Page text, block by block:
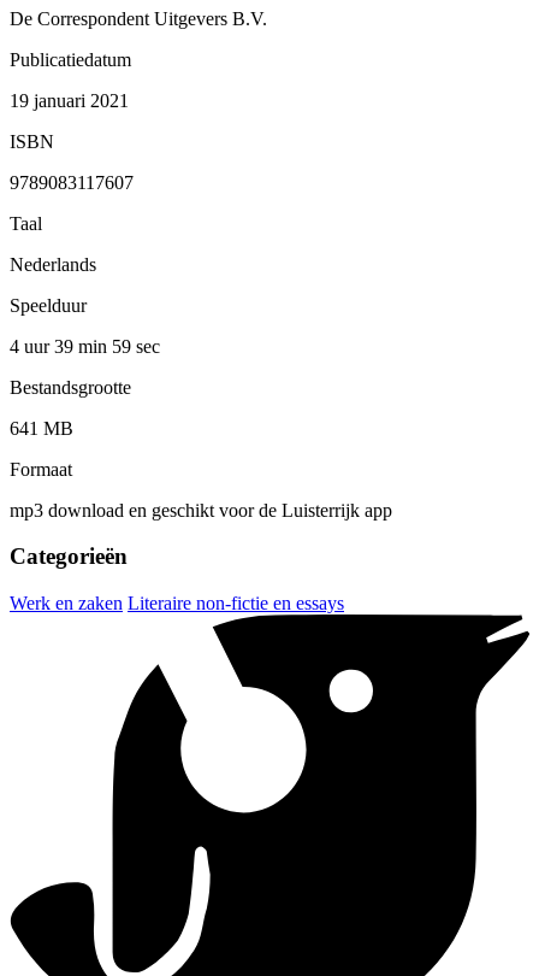
De Correspondent Uitgevers B.V.
Publicatiedatum
19 januari 2021
ISBN
9789083117607
Taal
Nederlands
Speelduur
4 uur 39 min 59 sec
Bestandsgrootte
641 MB
Formaat
mp3 download en geschikt voor de Luisterrijk app
Categorieën
Werk en zaken Literaire non-fictie en essays